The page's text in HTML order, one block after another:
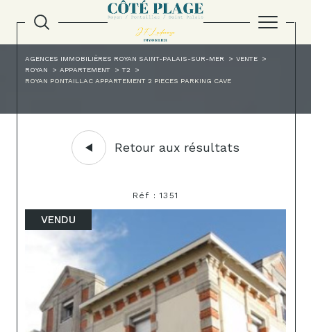
AGENCES IMMOBILIÈRES ROYAN SAINT-PALAIS-SUR-MER
VENTE
ROYAN
APPARTEMENT
T2
ROYAN PONTAILLAC APPARTEMENT 2 PIECES PARKING CAVE
Retour aux résultats
Réf : 1351
VENDU